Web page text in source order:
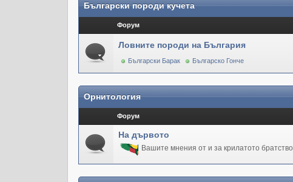
Български породи кучета
Форум
Ловните породи на България
Български Барак Българско Гонче
Орнитология
Форум
На дървото
Вашите мнения от и за крилатото братство